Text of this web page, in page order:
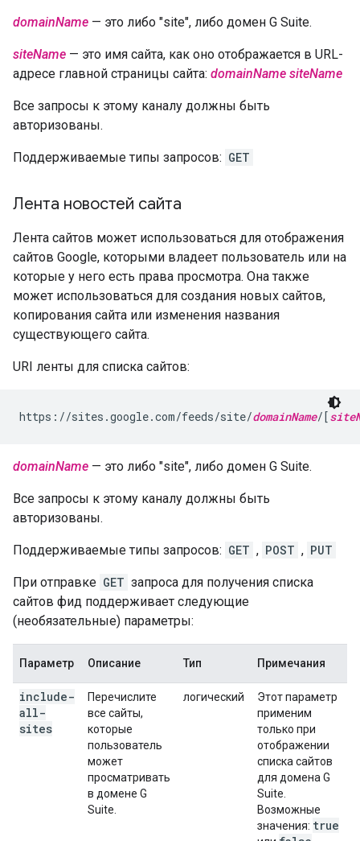
domainName — это либо "site", либо домен G Suite.
siteName — это имя сайта, как оно отображается в URL-
адресе главной страницы сайта: domainName siteName
Все запросы к этому каналу должны быть
авторизованы.
Поддерживаемые типы запросов: GET
Лента новостей сайта
Лента сайтов может использоваться для отображения
сайтов Google, которыми владеет пользователь или на
которые у него есть права просмотра. Она также
может использоваться для создания новых сайтов,
копирования сайта или изменения названия
существующего сайта.
URI ленты для списка сайтов:
https://sites.google.com/feeds/site/domainName/[
domainName — это либо "site", либо домен G Suite.
Все запросы к этому каналу должны быть
авторизованы.
Поддерживаемые типы запросов: GET , POST , PUT
При отправке GET запроса для получения списка
сайтов фид поддерживает следующие
(необязательные) параметры:
Параметр Описание Тип Примечания
include-
all-
sites
Перечислите
все сайты,
которые
пользователь
может
просматривать
в домене G
Suite.
логический
Этот параметр
применим
только при
отображении
списка сайтов
для домена G
Suite.
Возможные
значения: true